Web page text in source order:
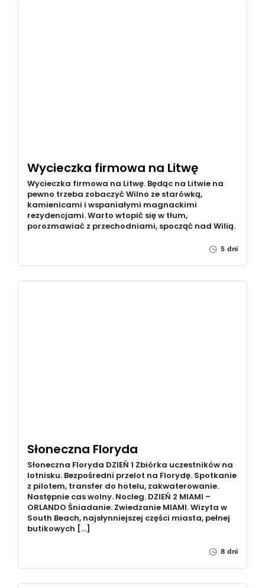
Wycieczka firmowa na Litwę
Wycieczka firmowa na Litwę. Będąc na Litwie na
pewno trzeba zobaczyć Wilno ze starówką,
kamienicami i wspaniałymi magnackimi
rezydencjami. Warto wtopić się w tłum,
porozmawiać z przechodniami, spocząć nad Wilią.
5 dni
Słoneczna Floryda
Słoneczna Floryda DZIEŃ 1 Zbiórka uczestników na
lotnisku. Bezpośredni przelot na Florydę. Spotkanie
z pilotem, transfer do hotelu, zakwaterowanie.
Następnie cas wolny. Nocleg. DZIEŃ 2 MIAMI –
ORLANDO Śniadanie. Zwiedzanie MIAMI. Wizyta w
South Beach, najsłynniejszej części miasta, pełnej
butikowych […]
8 dni